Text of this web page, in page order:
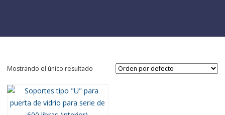
Mostrando el único resultado